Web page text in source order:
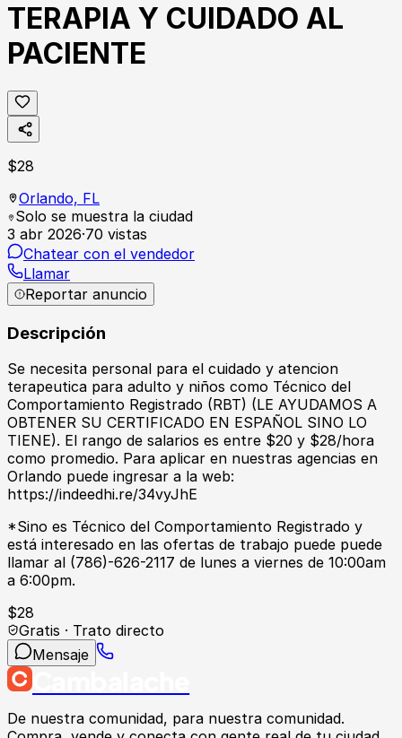
TERAPIA Y CUIDADO AL
PACIENTE
$28
Orlando, FL
Solo se muestra la ciudad
3 abr 2026·70 vistas
Chatear con el vendedor
Llamar
Reportar anuncio
Descripción
Se necesita personal para el cuidado y atencion
terapeutica para adulto y niños como Técnico del
Comportamiento Registrado (RBT) (LE AYUDAMOS A
OBTENER SU CERTIFICADO EN ESPAÑOL SINO LO
TIENE). El rango de salarios es entre $20 y $28/hora
como promedio. Para aplicar en nuestras agencias en
Orlando puede ingresar a la web:
https://indeedhi.re/34vyJhE
*Sino es Técnico del Comportamiento Registrado y
está interesado en las ofertas de trabajo puede puede
llamar al (786)-626-2117 de lunes a viernes de 10:00am
a 6:00pm.
$28
Gratis · Trato directo
Mensaje
De nuestra comunidad, para nuestra comunidad.